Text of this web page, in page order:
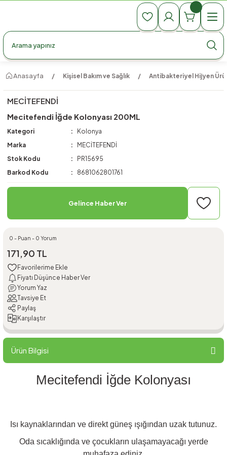
990 TL Üzeri Ücretsiz Kargo
990 TL Üzeri Ücretsiz Kargo
Anasayfa Kişisel Bakım ve Sağlık Antibakteriyel Hijyen
MECİTEFENDİ
Mecitefendi İğde Kolonyası 200ML
Kategori
Kolonya
Marka
MECİTEFENDİ
Stok Kodu
PR15695
Barkod Kodu
8681062801761
Gelince Haber Ver
0 - Puan - 0 Yorum
171,90 TL
Fiyatı Düşünce Haber Ver
Yorum Yaz
Tavsiye Et
Paylaş
Karşılaştır
Ürün Bilgisi
Mecitefendi İğde Kolonyası
Isı kaynaklarından ve direkt güneş ışığından uzak tutunuz.
Oda sıcaklığında ve çocukların ulaşamayacağı yerde